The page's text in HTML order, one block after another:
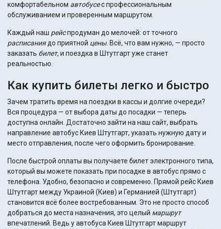
комфортабельном автобусес профессиональным
обслуживанием и проверенным маршрутом.
Каждый наш рейспродуман до мелочей: от точного
расписаниядо приятной цены. Всё, что вам нужно, — просто
заказать билет, и поездка в Штутгарт уже станет
реальностью.
Как купить билеты легко и быстро
Зачем тратить время на поездки в кассы и долгие очереди?
Вся процедура — от выбора даты до посадки — теперь
доступна онлайн. Достаточно зайти на наш сайт, выбрать
направление автобус Киев Штутгарт, указать нужную дату и
место отправления, после чего оформить бронирование.
После быстрой оплаты вы получаете билет электронного типа,
который вы можете показать при посадке в автобус прямо с
телефона. Удобно, безопасно и современно. Прямой рейс Киев
Штутгарт между Украиной (Киев) и Германией (Штутгарт)
становится всё более востребованным. Это не просто способ
добраться до места назначения, это целый маршрут
впечатлений. Ведь у автобуса Киев Штутгарт маршрут